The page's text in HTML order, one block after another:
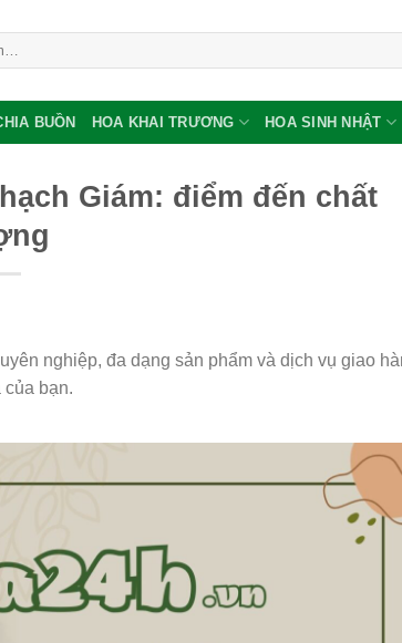
BUỒN HOA KHAI TRƯƠNG HOA SINH NHẬT
Giám: điểm đến chất
nghiệp, đa dạng sản phẩm và dịch vụ giao
bạn.